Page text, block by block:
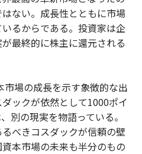
ない。成長性とともに市場
るからである。投資家は企
最終的に株主に還元される
場の成長を示す象徴的な出
ックが依然として1000ポイ
別の現実を物語っている。
べきコスダックが信頼の壁
本市場の未来も半分のもの